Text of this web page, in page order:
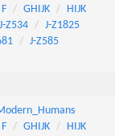
F GHIJK
HIJK
J-Z534
J-Z1825
J-Z585
F GHIJK
HIJK